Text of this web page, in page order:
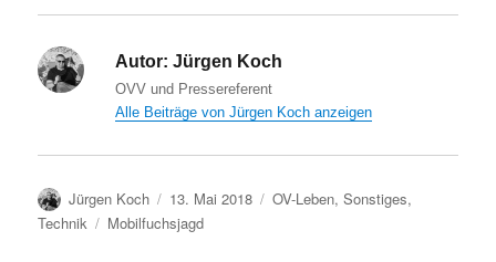
Autor: Jürgen Koch
OVV und Pressereferent
Alle Beiträge von Jürgen Koch anzeigen
Autor
Jürgen Koch
Veröffentlicht
am
13. Mai 2018 Kategorien
OV-Leben,Sonstiges,
Technik
Schlagwörter
Mobilfuchsjagd